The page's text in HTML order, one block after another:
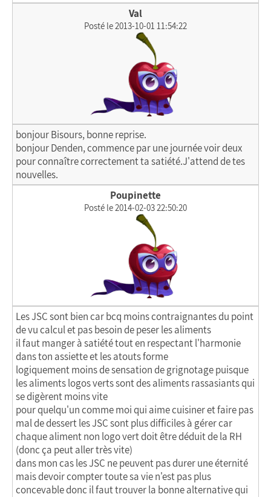
Val
Posté le 2013-10-01 11:54:22
bonjour Bisours, bonne reprise.
bonjour Denden, commence par une journée voir deux
pour connaître correctement ta satiété.J'attend de tes
nouvelles.
Poupinette
Posté le 2014-02-03 22:50:20
Les JSC sont bien car bcq moins contraignantes du point
de vu calcul et pas besoin de peser les aliments
il faut manger à satiété tout en respectant l'harmonie
dans ton assiette et les atouts forme
logiquement moins de sensation de grignotage puisque
les aliments logos verts sont des aliments rassasiants qui
se digèrent moins vite
pour quelqu'un comme moi qui aime cuisiner et faire pas
mal de dessert les JSC sont plus difficiles à gérer car
chaque aliment non logo vert doit être déduit de la RH
(donc ça peut aller très vite)
dans mon cas les JSC ne peuvent pas durer une éternité
mais devoir compter toute sa vie n'est pas plus
concevable donc il faut trouver la bonne alternative qui